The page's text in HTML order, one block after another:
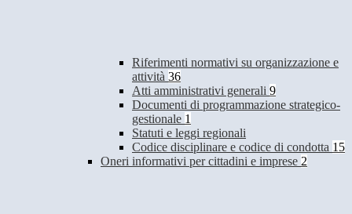
Riferimenti normativi su organizzazione e
attività 36
Atti amministrativi generali 9
Documenti di programmazione strategico-
gestionale 1
Statuti e leggi regionali
Codice disciplinare e codice di condotta 15
Oneri informativi per cittadini e imprese 2